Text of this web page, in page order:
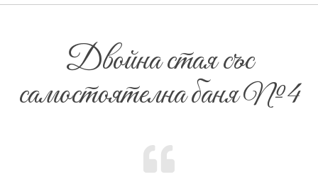
Двойна стая със
самостоятелна баня №4